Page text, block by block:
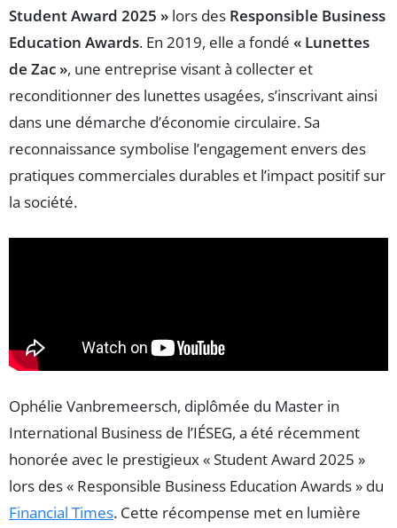
Student Award 2025 » lors des Responsible Business
Education Awards. En 2019, elle a fondé « Lunettes
de Zac », une entreprise visant à collecter et
reconditionner des lunettes usagées, s’inscrivant ainsi
dans une démarche d’économie circulaire. Sa
reconnaissance symbolise l’engagement envers des
pratiques commerciales durables et l’impact positif sur
la société.
Ophélie Vanbremeersch, diplômée du Master in
International Business de l’IÉSEG, a été récemment
honorée avec le prestigieux « Student Award 2025 »
lors des « Responsible Business Education Awards » du
Financial Times. Cette récompense met en lumière